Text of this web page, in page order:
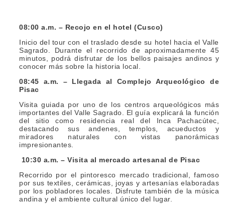
08:00 a.m. – Recojo en el hotel (Cusco)
Inicio del tour con el traslado desde su hotel hacia el Valle
Sagrado. Durante el recorrido de aproximadamente 45
minutos, podrá disfrutar de los bellos paisajes andinos y
conocer más sobre la historia local.
08:45 a.m. – Llegada al Complejo Arqueológico de
Pisac
Visita guiada por uno de los centros arqueológicos más
importantes del Valle Sagrado. El guía explicará la función
del sitio como residencia real del Inca Pachacútec,
destacando sus andenes, templos, acueductos y
miradores naturales con vistas panorámicas
impresionantes.
10:30 a.m. – Visita al mercado artesanal de Pisac
Recorrido por el pintoresco mercado tradicional, famoso
por sus textiles, cerámicas, joyas y artesanías elaboradas
por los pobladores locales. Disfrute también de la música
andina y el ambiente cultural único del lugar.